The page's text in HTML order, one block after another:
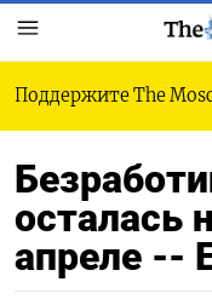
Поддержите The
осталась
апреле --